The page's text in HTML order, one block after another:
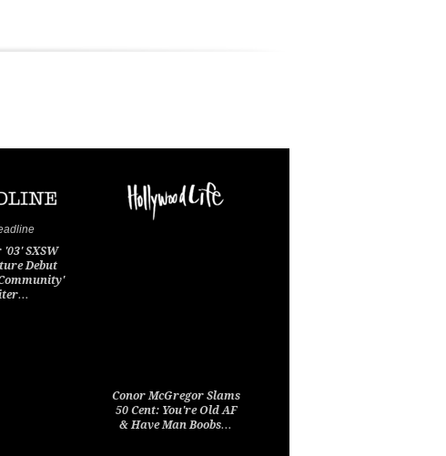
SXSW
Debut
Conor McGregor Slams
50 Cent: You're Old AF
& Have Man Boobs…